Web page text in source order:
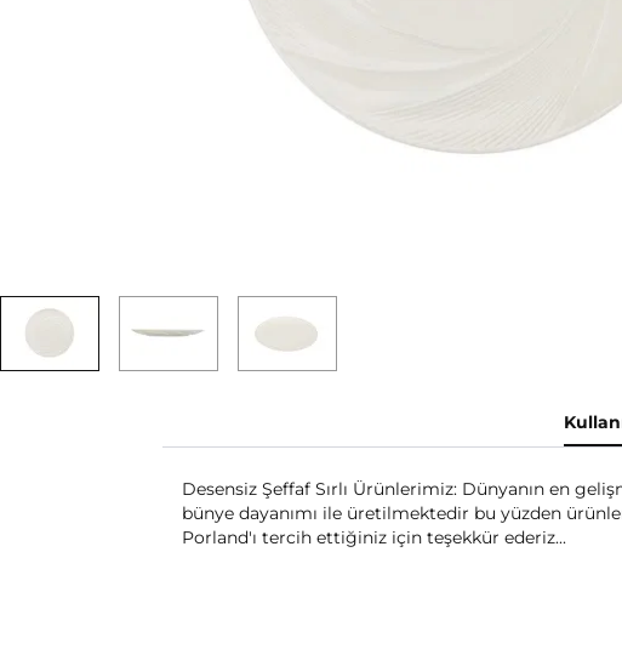
Desensiz Şeffaf Sırlı Ürünlerimiz: Dünyanın en
bünye dayanımı ile üretilmektedir bu yüzden
Porland'ı tercih ettiğiniz için teşekkür ederiz...